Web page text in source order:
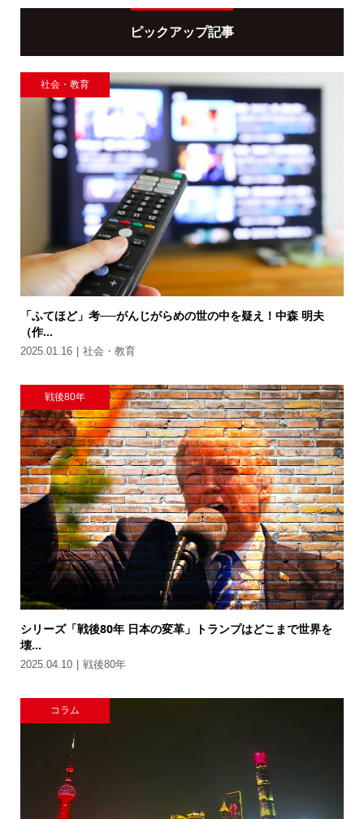
ピックアップ記事
社会・教育
「ふてほど」考──がんじがらめの世の中を疑え！中森 明夫
（作...
2025.01.16 社会・教育
戦後80年
シリーズ「戦後80年 日本の変革」トランプはどこまで世界を
壊...
2025.04.10 戦後80年
コラム